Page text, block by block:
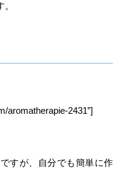
aromatherapie-2431”]
すが、自分でも簡単に作